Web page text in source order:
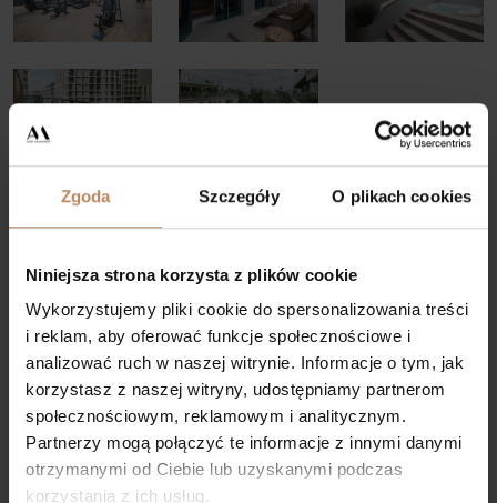
Zgoda Szczegóły O plikach cookies
Niniejsza strona korzysta z plików cookie
Wykorzystujemy pliki cookie do spersonalizowania treści
i reklam, aby oferować funkcje społecznościowe i
analizować ruch w naszej witrynie. Informacje o tym, jak
korzystasz z naszej witryny, udostępniamy partnerom
społecznościowym, reklamowym i analitycznym.
Partnerzy mogą połączyć te informacje z innymi danymi
otrzymanymi od Ciebie lub uzyskanymi podczas
korzystania z ich usług.